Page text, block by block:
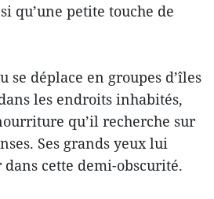
qu’une petite touche de
se déplace en groupes d’îles
les endroits inhabités,
qu’il recherche sur
Ses grands yeux lui
cette demi-obscurité.